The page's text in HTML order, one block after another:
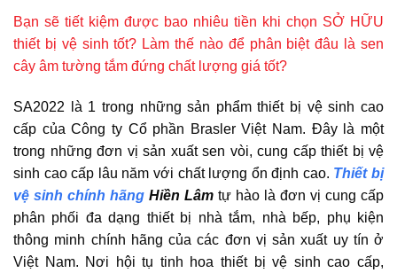
Bạn sẽ tiết kiệm được bao nhiêu tiền khi chọn SỞ HỮU
thiết bị vệ sinh tốt? Làm thế nào để phân biệt đâu là sen
cây âm tường tắm đứng chất lượng giá tốt?
SA2022 là 1 trong những sản phẩm thiết bị vệ sinh cao
cấp của Công ty Cổ phần Brasler Việt Nam. Đây là một
trong những đơn vị sản xuất sen vòi, cung cấp thiết bị vệ
sinh cao cấp lâu năm với chất lượng ổn định cao. Thiết bị
vệ sinh chính hãng Hiền Lâm tự hào là đơn vị cung cấp
phân phối đa dạng thiết bị nhà tắm, nhà bếp, phụ kiện
thông minh chính hãng của các đơn vị sản xuất uy tín ở
Việt Nam. Nơi hội tụ tinh hoa thiết bị vệ sinh cao cấp,